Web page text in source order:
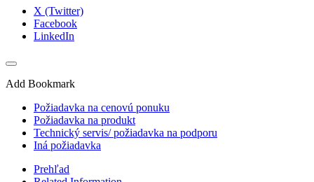
X (Twitter)
Facebook
LinkedIn
Add Bookmark
Požiadavka na cenovú ponuku
Požiadavka na produkt
Technický servis/ požiadavka na podporu
Iná požiadavka
Prehľad